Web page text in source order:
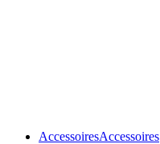
AccessoiresAccessoires